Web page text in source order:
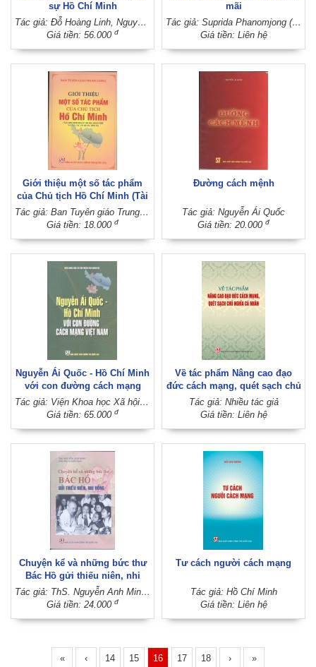
sự Hồ Chí Minh
Tác giả: Đỗ Hoàng Linh, Nguyễn Văn Dương (Sưu tầm và biên soạn)
Giá tiền: 56.000 đ
mãi
Tác giả: Suprida Phanomjong (Thái Lan); Người dịch: Nguyễn Thành Hoan và Nguyễn Thị Thùy Châu
Giá tiền: Liên hệ
Giới thiệu một số tác phẩm
của Chủ tịch Hồ Chí Minh (Tài
liệu sinh hoạt chi bộ, đoàn thể
và tại các cơ quan, đơn vị)
Tác giả: Ban Tuyên giáo Trung ương
Giá tiền: 18.000 đ
Đường cách mệnh
Tác giả: Nguyễn Ái Quốc
Giá tiền: 20.000 đ
Nguyễn Ái Quốc - Hồ Chí Minh
với con đường cách mạng
Việt Nam
Tác giả: Viện Khoa học Xã hội Nhân văn quân sự
Giá tiền: 65.000 đ
Về tác phẩm Nâng cao đạo
đức cách mạng, quét sạch chủ
nghĩa cá nhân
Tác giả: Nhiều tác giả
Giá tiền: Liên hệ
Chuyện kể và những bức thư
Bác Hồ gửi thiếu niên, nhi
đồng
Tác giả: ThS. Nguyễn Anh Minh (Sưu tầm và tuyển chọn)
Giá tiền: 24.000 đ
Tư cách người cách mạng
Tác giả: Hồ Chí Minh
Giá tiền: Liên hệ
« ‹ 14 15 16 17 18 › »